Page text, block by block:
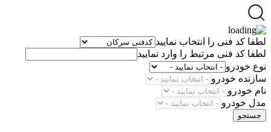
لطفا کد فنی را انتخاب نمایید
لطفا کد فنی مرتبط را وارد نمایید
نوع خودرو
سازنده خودرو
نام خودرو
مدل خودرو
جستجو